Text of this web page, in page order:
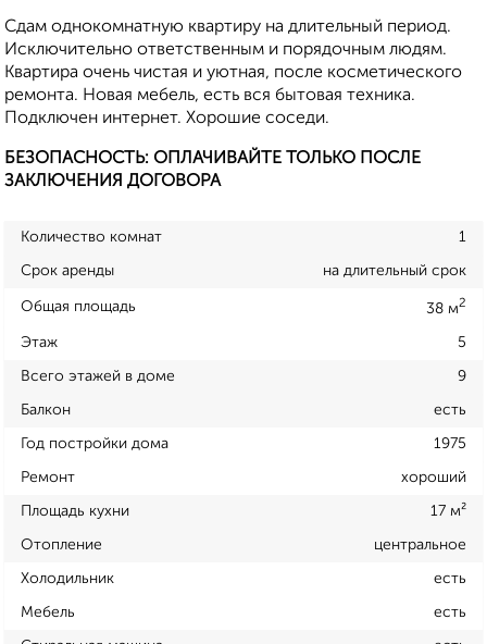
Сдам однокомнатную квартиру на длительный период.
Исключительно ответственным и порядочным людям.
Квартира очень чистая и уютная, после косметического
ремонта. Новая мебель, есть вся бытовая техника.
Подключен интернет. Хорошие соседи.
БЕЗОПАСНОСТЬ: ОПЛАЧИВАЙТЕ ТОЛЬКО ПОСЛЕ
ЗАКЛЮЧЕНИЯ ДОГОВОРА
Количество комнат 1
Срок аренды на длительный срок
Общая площадь 38 м2
Этаж 5
Всего этажей в доме 9
Балкон есть
Год постройки дома 1975
Ремонт хороший
Площадь кухни 17 м²
Отопление центральное
Холодильник есть
Мебель есть